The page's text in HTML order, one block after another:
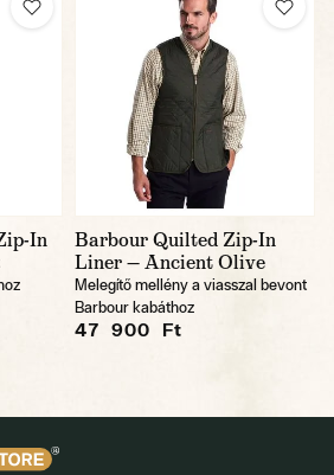
In
Barbour Quilted Zip-In
Liner — Ancient Olive
Melegítő mellény a viasszal bevont
Barbour kabáthoz
47 900 Ft